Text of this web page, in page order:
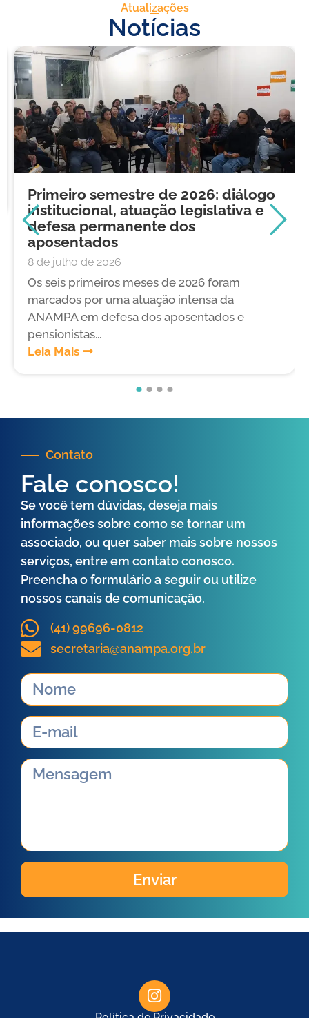
Atualizações
Notícias
Primeiro semestre de 2026: diálogo
institucional, atuação legislativa e
defesa permanente dos
aposentados
8 de julho de 2026
Os seis primeiros meses de 2026 foram
marcados por uma atuação intensa da
ANAMPA em defesa dos aposentados e
pensionistas...
Leia Mais
Contato
Fale conosco!
Se você tem dúvidas, deseja mais
informações sobre como se tornar um
associado, ou quer saber mais sobre nossos
serviços, entre em contato conosco.
Preencha o formulário a seguir ou utilize
nossos canais de comunicação.
(41) 99696-0812
secretaria@anampa.org.br
Enviar